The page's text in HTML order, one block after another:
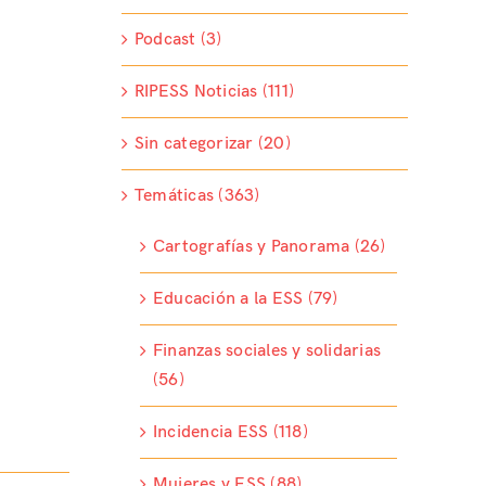
Podcast (3)
RIPESS Noticias (111)
Sin categorizar (20)
Temáticas (363)
Cartografías y Panorama (26)
Educación a la ESS (79)
Finanzas sociales y solidarias
(56)
Incidencia ESS (118)